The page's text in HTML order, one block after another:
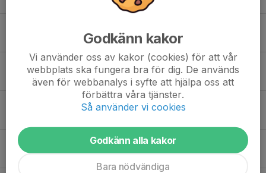
13 dec 2025 0
ÄNTLIGEN DAGS FÖR JULGRANAR!
27 nov 2025 0
Inställd träning 23 november!
14 okt 2025 0
Godkänn kakor
Vi använder oss av kakor (cookies) för att vår
webbplats ska fungera bra för dig. De används
även för webbanalys i syfte att hjälpa oss att
förbättra våra tjänster.
Så använder vi cookies
Godkänn alla kakor
Bara nödvändiga